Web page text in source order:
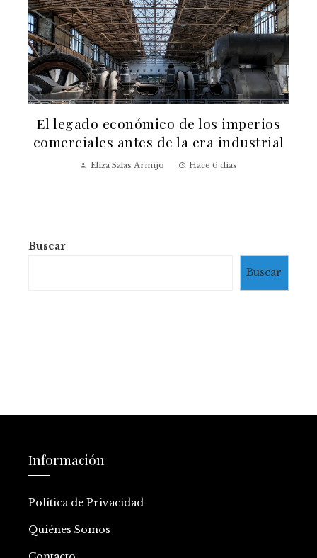
El legado económico de los imperios
comerciales antes de la era industrial
Eliza Salas Armijo Hace 6 días
Buscar
Buscar
Información
Política de Privacidad
Quiénes Somos